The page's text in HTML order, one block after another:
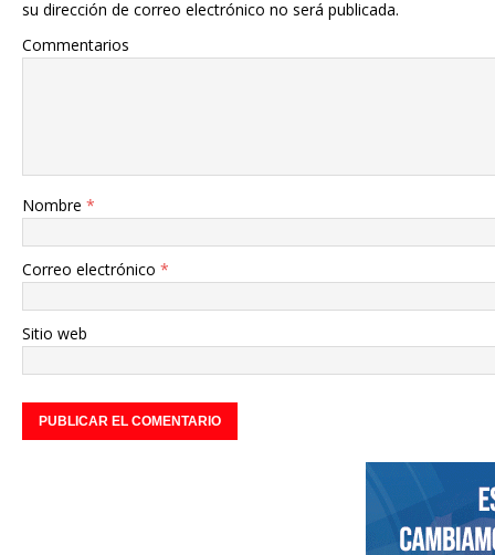
su dirección de correo electrónico no será publicada.
Commentarios
Nombre *
Correo electrónico *
Sitio web